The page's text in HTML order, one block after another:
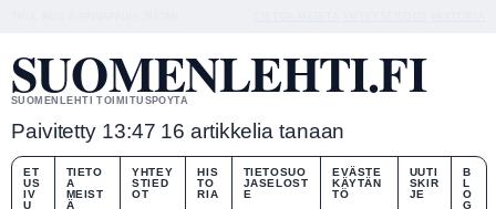
SUOMENLEHTI.FI
SUOMENLEHTI TOIMITUSPOYTA
Paivitetty 13:47 16 artikkelia tanaan
ET
US
IV
U
TIETO
A
MEIST
Ä
YHTEY
STIED
OT
HIS
TO
RIA
TIETOSUO
JASELOST
E
EVÄSTE
KÄYTÄN
TÖ
UUTI
SKIR
JE
B
L
O
G